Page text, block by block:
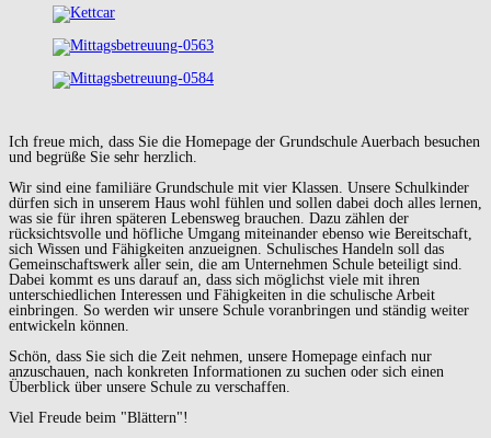
Ich freue mich, dass Sie die Homepage der Grundschule Auerbach besuchen
und begrüße Sie sehr herzlich.
Wir sind eine familiäre Grundschule mit vier Klassen. Unsere Schulkinder
dürfen sich in unserem Haus wohl fühlen und sollen dabei doch alles lernen,
was sie für ihren späteren Lebensweg brauchen. Dazu zählen der
rücksichtsvolle und höfliche Umgang miteinander ebenso wie Bereitschaft,
sich Wissen und Fähigkeiten anzueignen. Schulisches Handeln soll das
Gemeinschaftswerk aller sein, die am Unternehmen Schule beteiligt sind.
Dabei kommt es uns darauf an, dass sich möglichst viele mit ihren
unterschiedlichen Interessen und Fähigkeiten in die schulische Arbeit
einbringen. So werden wir unsere Schule voranbringen und ständig weiter
entwickeln können.
Schön, dass Sie sich die Zeit nehmen, unsere Homepage einfach nur
anzuschauen, nach konkreten Informationen zu suchen oder sich einen
Überblick über unsere Schule zu verschaffen.
Viel Freude beim "Blättern"!